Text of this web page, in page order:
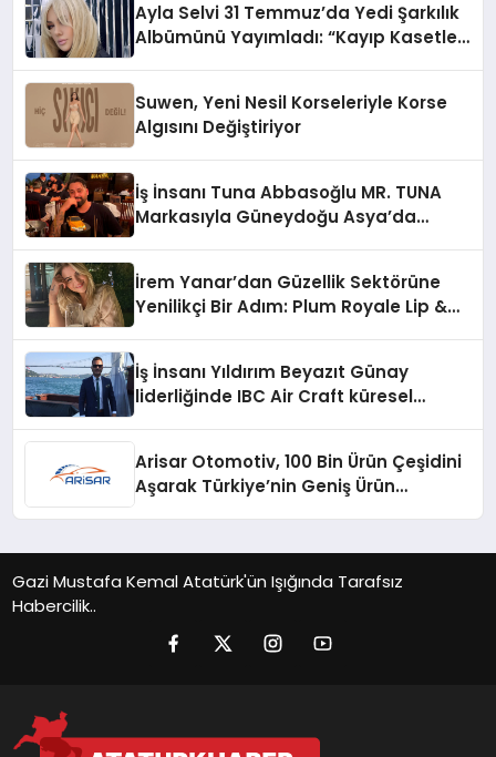
Ayla Selvi 31 Temmuz’da Yedi Şarkılık
Albümünü Yayımladı: “Kayıp Kasetler
Suwen, Yeni Nesil Korseleriyle Korse
Algısını Değiştiriyor
İş İnsanı Tuna Abbasoğlu MR. TUNA
Markasıyla Güneydoğu Asya’da
İrem Yanar’dan Güzellik Sektörüne
Yenilikçi Bir Adım: Plum Royale Lip &
İş İnsanı Yıldırım Beyazıt Günay
liderliğinde IBC Air Craft küresel
Arisar Otomotiv, 100 Bin Ürün Çeşidini
Aşarak Türkiye’nin Geniş Ürün
Gazi Mustafa Kemal Atatürk'ün Işığında Tarafsız
Habercilik..